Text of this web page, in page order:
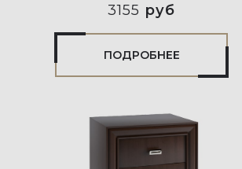
3155 руб
ПОДРОБНЕЕ